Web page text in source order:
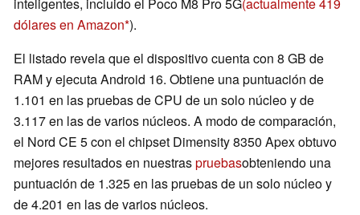
dólares en Amazon ).
El listado revela que el dispositivo cuenta con 8 GB de
RAM y ejecuta Android 16. Obtiene una puntuación de
1.101 en las pruebas de CPU de un solo núcleo y de
3.117 en las de varios núcleos. A modo de comparación,
el Nord CE 5 con el chipset Dimensity 8350 Apex obtuvo
mejores resultados en nuestraspruebasobteniendo una
puntuación de 1.325 en las pruebas de un solo núcleo y
de 4.201 en las de varios núcleos.